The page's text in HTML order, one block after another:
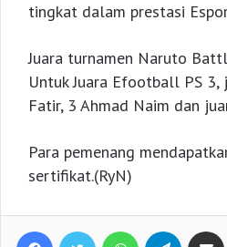
tingkat dalam prestasi
Juara turnamen Naruto
Untuk Juara Efootball PS 3,
Fatir, 3 Ahmad Naim dan
Para pemenang
sertifikat.(RyN)
Facebook Twitter WhatsApp Telegram